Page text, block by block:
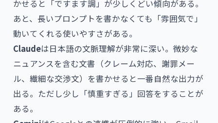
かせると「ですます調」が少しくどい傾向がある。
あと、長いプロンプトを書かなくても「雰囲気で」
動いてくれる使いやすさがある。
Claudeは日本語の文脈理解が非常に深い。微妙な
ニュアンスを含む文書（クレーム対応、謝罪メー
ル、繊細な交渉文）を書かせると一番自然な出力が
出る。ただし少し「慎重すぎる」回答をすることが
ある。